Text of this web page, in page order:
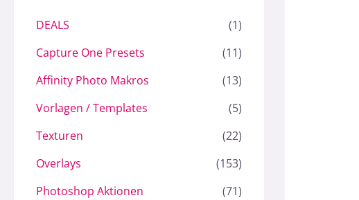
DEALS
(1)
Capture One Presets
(11)
Affinity Photo Makros
(13)
Vorlagen / Templates
(5)
Texturen
(22)
Overlays
(153)
Photoshop Aktionen
(71)